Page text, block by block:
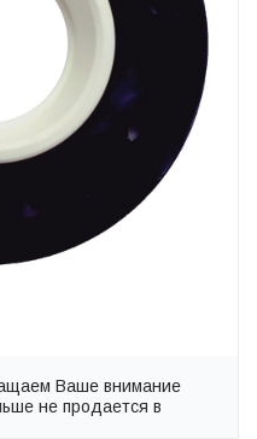
Ваше внимание
не продается в